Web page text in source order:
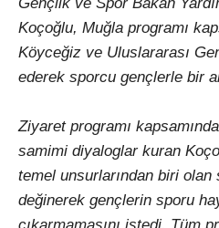
Gençlik ve Spor Bakan
Koçoğlu, Muğla programı
Köyceğiz ve Uluslararası
ederek sporcu gençlerle bir
Ziyaret programı
samimi diyaloglar kuran
temel unsurlarından biri olan
değinerek gençlerin sporu